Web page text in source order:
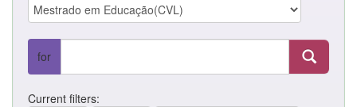
for
Current filters: